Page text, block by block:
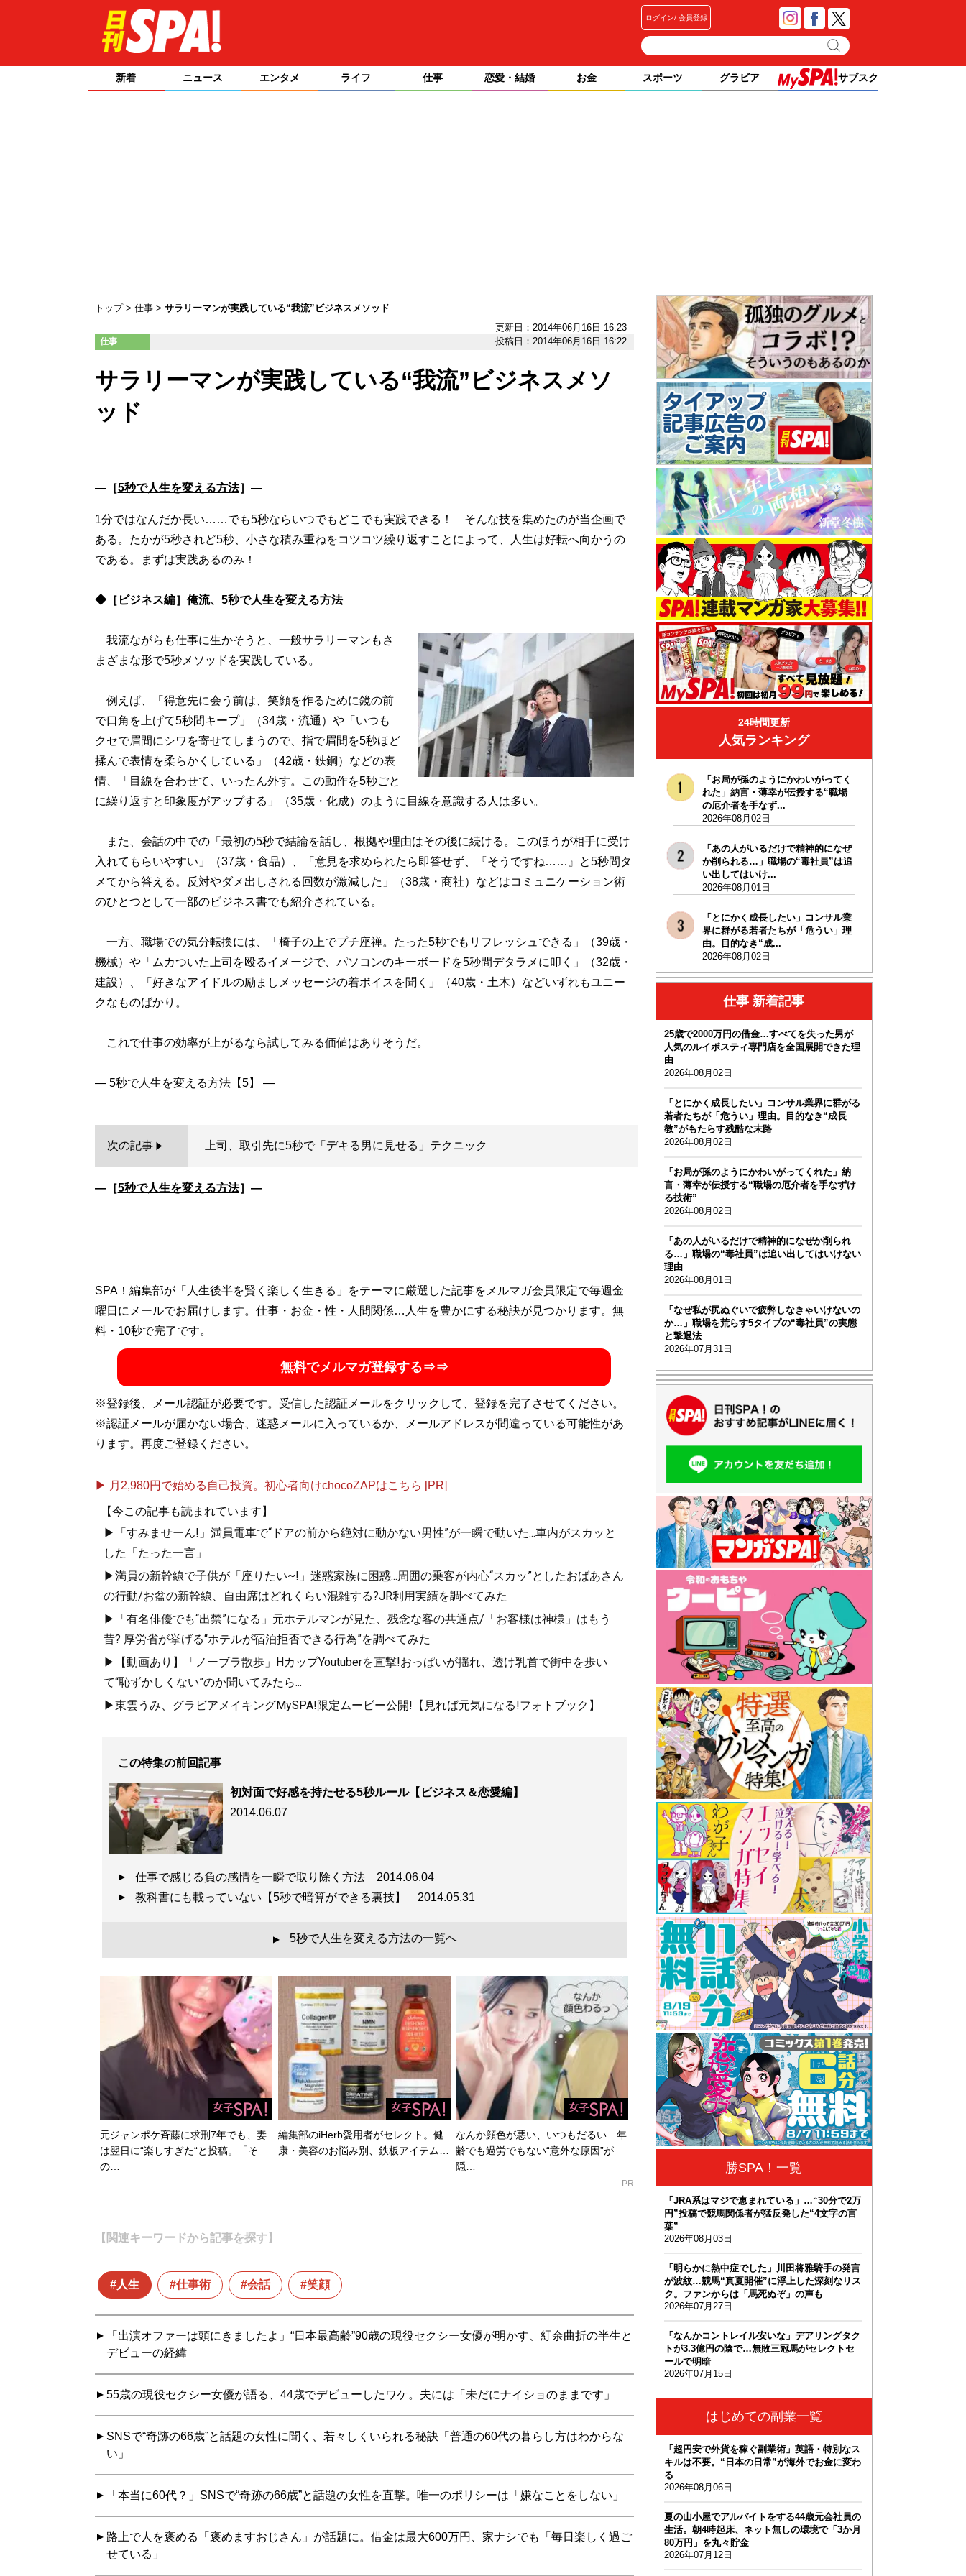
ログイン 会員登録
新着 ニュース エンタメ ライフ 仕事 恋愛・結婚 お金 スポーツ グラビア サブスク
トップ 仕事
サラリーマンが実践している“我流”ビジネスメソッド
更新日：2014年06月16日 16:23
仕事 投稿日：2014年06月16日 16:22
サラリーマンが実践している“我流”ビジネスメソ
ッド
―［5秒で人生を変える方法］―
1分ではなんだか長い……でも5秒ならいつでもどこでも実践できる！ そんな技を集めたのが当企画で
ある。たかが5秒されど5秒、小さな積み重ねをコツコツ繰り返すことによって、人生は好転へ向かうの
である。まずは実践あるのみ！
◆［ビジネス編］俺流、5秒で人生を変える方法
我流ながらも仕事に生かそうと、一般サラリーマンもさ
まざまな形で5秒メソッドを実践している。
例えば、「得意先に会う前は、笑顔を作るために鏡の前
で口角を上げて5秒間キープ」（34歳・流通）や「いつも
クセで眉間にシワを寄せてしまうので、指で眉間を5秒ほど
揉んで表情を柔らかくしている」（42歳・鉄鋼）などの表
情、「目線を合わせて、いったん外す。この動作を5秒ごと
に繰り返すと印象度がアップする」（35歳・化成）のように目線を意識する人は多い。
また、会話の中での「最初の5秒で結論を話し、根拠や理由はその後に続ける。このほうが相手に受け
入れてもらいやすい」（37歳・食品）、「意見を求められたら即答せず、『そうですね……』と5秒間タ
メてから答える。反対やダメ出しされる回数が激減した」（38歳・商社）などはコミュニケーション術
のひとつとして一部のビジネス書でも紹介されている。
一方、職場での気分転換には、「椅子の上でプチ座禅。たった5秒でもリフレッシュできる」（39歳・
機械）や「ムカついた上司を殴るイメージで、パソコンのキーボードを5秒間デタラメに叩く」（32歳・
建設）、「好きなアイドルの励ましメッセージの着ボイスを聞く」（40歳・土木）などいずれもユニー
クなものばかり。
これで仕事の効率が上がるなら試してみる価値はありそうだ。
― 5秒で人生を変える方法【5】 ―
次の記事 上司、取引先に5秒で「デキる男に見せる」テクニック
―［5秒で人生を変える方法］―
SPA！編集部が「人生後半を賢く楽しく生きる」をテーマに厳選した記事をメルマガ会員限定で毎週金
曜日にメールでお届けします。仕事・お金・性・人間関係…人生を豊かにする秘訣が見つかります。無
料・10秒で完了です。
無料でメルマガ登録する⇒⇒
※登録後、メール認証が必要です。受信した認証メールをクリックして、登録を完了させてください。
※認証メールが届かない場合、迷惑メールに入っているか、メールアドレスが間違っている可能性があ
ります。再度ご登録ください。
▶ 月2,980円で始める自己投資。初心者向けchocoZAPはこちら [PR]
【今この記事も読まれています】
▶「すみませーん!」満員電車で“ドアの前から絶対に動かない男性”が一瞬で動いた...車内がスカッと
した「たった一言」
▶満員の新幹線で子供が「座りたい~!」迷惑家族に困惑...周囲の乗客が内心“スカッ”としたおばあさん
の行動/お盆の新幹線、自由席はどれくらい混雑する?JR利用実績を調べてみた
▶「有名俳優でも“出禁”になる」元ホテルマンが見た、残念な客の共通点/「お客様は神様」はもう
昔? 厚労省が挙げる“ホテルが宿泊拒否できる行為”を調べてみた
▶【動画あり】「ノーブラ散歩」HカップYoutuberを直撃!おっぱいが揺れ、透け乳首で街中を歩い
て“恥ずかしくない”のか聞いてみたら...
▶東雲うみ、グラビアメイキングMySPA!限定ムービー公開!【見れば元気になる!フォトブック】
この特集の前回記事
初対面で好感を持たせる5秒ルール【ビジネス＆恋愛編】
2014.06.07
仕事で感じる負の感情を一瞬で取り除く方法 2014.06.04
教科書にも載っていない【5秒で暗算ができる裏技】 2014.05.31
▲ 5秒で人生を変える方法の一覧へ
元ジャンポケ斉藤に求刑7年でも、妻
は翌日に“楽しすぎた“と投稿。「そ
の…
編集部のiHerb愛用者がセレクト。健
康・美容のお悩み別、鉄板アイテム…
なんか顔色が悪い、いつもだるい…年
齢でも過労でもない“意外な原因”が
隠…
PR
【関連キーワードから記事を探す】
人生 仕事術 会話 笑顔
「出演オファーは頭にきましたよ」“日本最高齢”90歳の現役セクシー女優が明かす、紆余曲折の半生と
デビューの経緯
55歳の現役セクシー女優が語る、44歳でデビューしたワケ。夫には「未だにナイショのままです」
SNSで“奇跡の66歳”と話題の女性に聞く、若々しくいられる秘訣「普通の60代の暮らし方はわからな
い」
「本当に60代？」SNSで“奇跡の66歳”と話題の女性を直撃。唯一のポリシーは「嫌なことをしない」
路上で人を褒める「褒めますおじさん」が話題に。借金は最大600万円、家ナシでも「毎日楽しく過ご
せている」
24時間更新
人気ランキング
「お局が孫のようにかわいがってく
れた」納言・薄幸が伝授する“職場
の厄介者を手なず...
2026年08月02日
「あの人がいるだけで精神的になぜ
か削られる…」職場の“毒社員”は追
い出してはいけ...
2026年08月01日
「とにかく成長したい」コンサル業
界に群がる若者たちが「危うい」理
由。目的なき“成...
2026年08月02日
仕事 新着記事
25歳で2000万円の借金…すべてを失った男が
人気のルイボスティ専門店を全国展開できた理
由
2026年08月02日
「とにかく成長したい」コンサル業界に群がる
若者たちが「危うい」理由。目的なき“成長
教”がもたらす残酷な末路
2026年08月02日
「お局が孫のようにかわいがってくれた」納
言・薄幸が伝授する“職場の厄介者を手なずけ
る技術”
2026年08月02日
「あの人がいるだけで精神的になぜか削られ
る…」職場の“毒社員”は追い出してはいけない
理由
2026年08月01日
「なぜ私が尻ぬぐいで疲弊しなきゃいけないの
か…」職場を荒らす5タイプの“毒社員”の実態
と撃退法
2026年07月31日
勝SPA！一覧
「JRA系はマジで恵まれている」…“30分で2万
円”投稿で競馬関係者が猛反発した“4文字の言
葉”
2026年08月03日
「明らかに熱中症でした」川田将雅騎手の発言
が波紋…競馬“真夏開催”に浮上した深刻なリス
ク。ファンからは「馬死ぬぞ」の声も
2026年07月27日
「なんかコントレイル安いな」デアリングタク
トが3.3億円の陰で…無敗三冠馬がセレクトセ
ールで明暗
2026年07月15日
はじめての副業一覧
「超円安で外貨を稼ぐ副業術」英語・特別なス
キルは不要。“日本の日常”が海外でお金に変わ
る
2026年08月06日
夏の山小屋でアルバイトをする44歳元会社員の
生活。朝4時起床、ネット無しの環境で「3か月
80万円」を丸々貯金
2026年07月12日